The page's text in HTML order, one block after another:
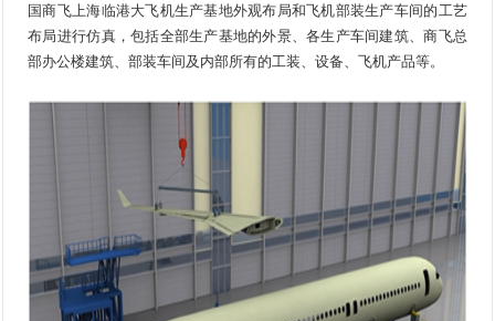
国商飞上海临港大飞机生产基地外观布局和飞机部装生产车间的工艺
布局进行仿真，包括全部生产基地的外景、各生产车间建筑、商飞总
部办公楼建筑、部装车间及内部所有的工装、设备、飞机产品等。